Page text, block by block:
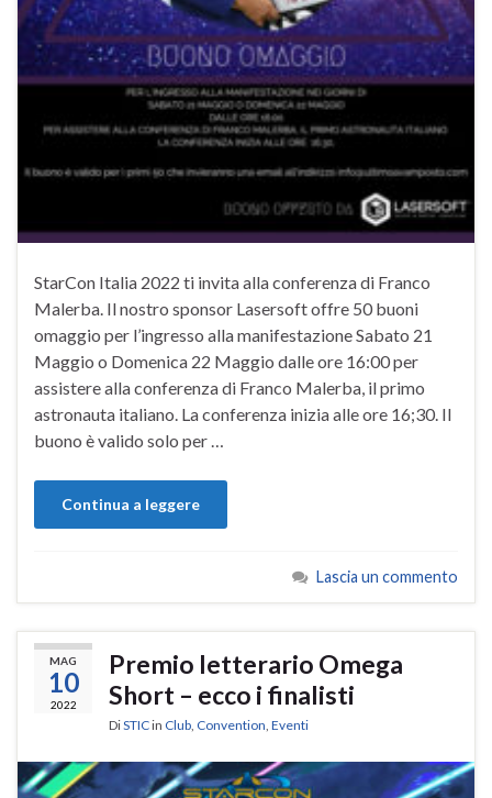
StarCon Italia 2022 ti invita alla conferenza di Franco
Malerba. Il nostro sponsor Lasersoft offre 50 buoni
omaggio per l’ingresso alla manifestazione Sabato 21
Maggio o Domenica 22 Maggio dalle ore 16:00 per
assistere alla conferenza di Franco Malerba, il primo
astronauta italiano. La conferenza inizia alle ore 16;30. Il
buono è valido solo per …
Continua a leggere
Lascia un commento
MAG
10
2022
Premio letterario Omega
Short – ecco i finalisti
DiSTICin Club, Convention, Eventi